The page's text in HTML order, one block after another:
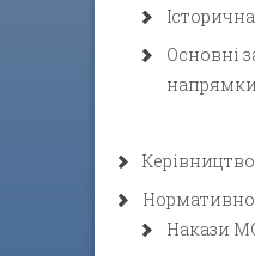
Основні
Керівництво
Накази